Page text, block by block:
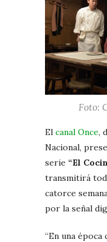
Foto:
El canal Once,
Nacional,
serie “El
transmitirá
catorce
por la señal
“En una época